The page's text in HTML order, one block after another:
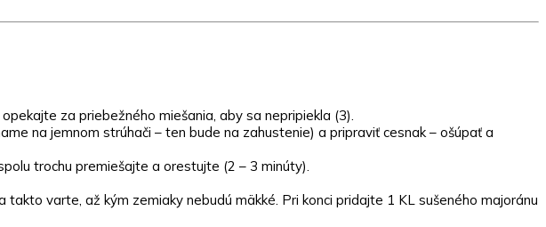
za priebežného miešania, aby sa nepripiekla (3).
na jemnom strúhači – ten bude na zahustenie) a pripraviť cesnak – ošúpať a
trochu premiešajte a orestujte (2 – 3 minúty).
varte, až kým zemiaky nebudú mäkké. Pri konci pridajte 1 KL sušeného majoránu